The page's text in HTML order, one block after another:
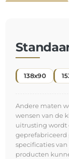
138x90
Andere maten
wensen van de
uitrusting wordt
geprefabriceerd
specificaties
producten